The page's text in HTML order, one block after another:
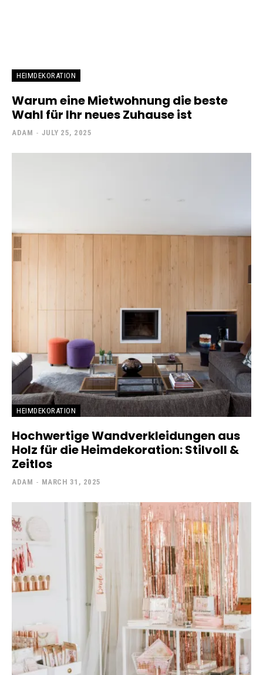
HEIMDEKORATION
Warum eine Mietwohnung die beste
Wahl für Ihr neues Zuhause ist
ADAM - JULY 25, 2025
HEIMDEKORATION
Hochwertige Wandverkleidungen aus
Holz für die Heimdekoration: Stilvoll &
Zeitlos
ADAM - MARCH 31, 2025